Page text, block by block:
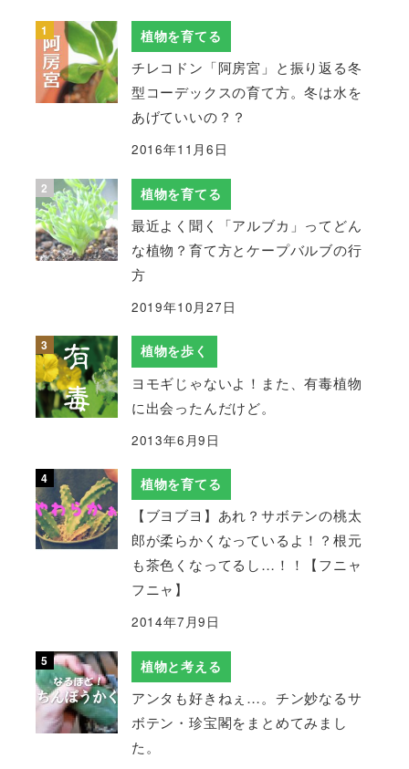
植物を育てる
チレコドン「阿房宮」と振り返る冬
型コーデックスの育て方。冬は水を
あげていいの？？
2016年11月6日
植物を育てる
最近よく聞く「アルブカ」ってどん
な植物？育て方とケープバルブの行
方
2019年10月27日
植物を歩く
ヨモギじゃないよ！また、有毒植物
に出会ったんだけど。
2013年6月9日
植物を育てる
【ブヨブヨ】あれ？サボテンの桃太
郎が柔らかくなっているよ！？根元
も茶色くなってるし…！！【フニャ
フニャ】
2014年7月9日
植物と考える
アンタも好きねぇ…。チン妙なるサ
ボテン・珍宝閣をまとめてみまし
た。